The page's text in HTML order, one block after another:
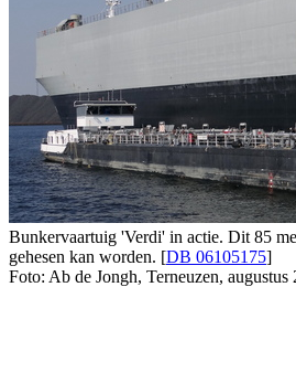
Bunkervaartuig 'Verdi' in actie. Dit 85
gehesen kan worden. [DB 06105175]
Foto: Ab de Jongh, Terneuzen, augustus